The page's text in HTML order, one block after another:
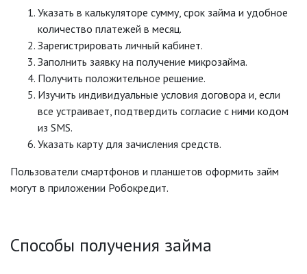
Указать в калькуляторе сумму, срок займа и удобное
количество платежей в месяц.
Зарегистрировать личный кабинет.
Заполнить заявку на получение микрозайма.
Получить положительное решение.
Изучить индивидуальные условия договора и, если
все устраивает, подтвердить согласие с ними кодом
из SMS.
Указать карту для зачисления средств.
Пользователи смартфонов и планшетов оформить займ
могут в приложении Робокредит.
Способы получения займа